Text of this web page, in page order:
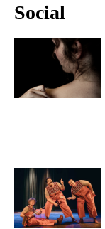
Social